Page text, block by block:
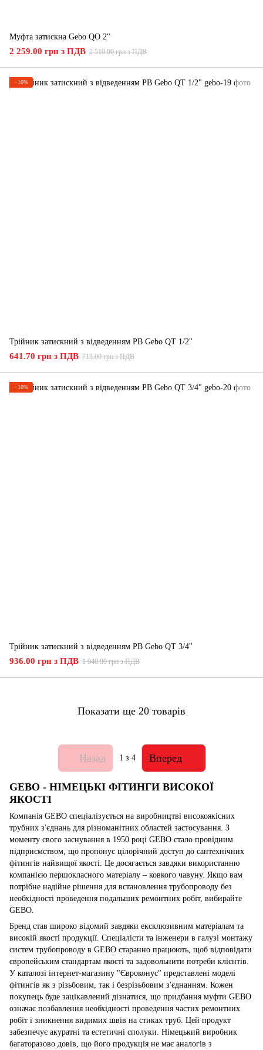
Муфта затискна Gebo QO 2"
2 259.00 грн з ПДВ 2 510.00 грн з ПДВ
−10%
Трійник затискний з відведенням РВ Gebo QT 1/2"
641.70 грн з ПДВ 713.00 грн з ПДВ
−10%
Трійник затискний з відведенням РВ Gebo QT 3/4"
936.00 грн з ПДВ 1 040.00 грн з ПДВ
Показати ще 20 товарів
Назад 1 з 4 Вперед
GEBO - НІМЕЦЬКІ ФІТИНГИ ВИСОКОЇ
ЯКОСТІ
Компанія GEBO спеціалізується на виробництві високоякісних
трубних з'єднань для різноманітних областей застосування. З
моменту свого заснування в 1950 році GEBO стало провідним
підприємством, що пропонує цілорічний доступ до сантехнічних
фітингів найвищої якості. Це досягається завдяки використанню
компанією першокласного матеріалу – ковкого чавуну. Якщо вам
потрібне надійне рішення для встановлення трубопроводу без
необхідності проведення подальших ремонтних робіт, вибирайте
GEBO.
Бренд став широко відомий завдяки ексклюзивним матеріалам та
високій якості продукції. Спеціалісти та інженери в галузі монтажу
систем трубопроводу в GEBO старанно працюють, щоб відповідати
європейським стандартам якості та задовольнити потреби клієнтів.
У каталозі інтернет-магазину "Євроконус" представлені моделі
фітингів як з різьбовим, так і безрізьбовим з'єднанням. Кожен
покупець буде зацікавлений дізнатися, що придбання муфти GEBO
означає позбавлення необхідності проведення частих ремонтних
робіт і зникнення видимих швів на стиках труб. Цей продукт
забезпечує акуратні та естетичні сполуки. Німецький виробник
багаторазово довів, що його продукція не має аналогів з